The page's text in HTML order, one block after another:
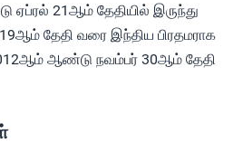
21ஆம் தேதியில் இருந்து
தேதி வரை இந்திய பிரதமராக
ஆண்டு நவம்பர் 30ஆம் தேதி